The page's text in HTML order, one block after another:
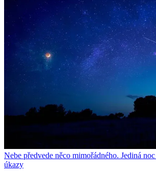
Nebe předvede něco mimořádného. Jediná
úkazy